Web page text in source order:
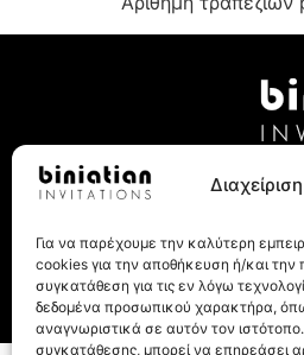
Για να παρέχουμε την καλύτερη
cookies για την αποθήκευση ή/και
συγκατάθεση για τις εν λόγω
δεδομένα προσωπικού χαρακτήρα,
αναγνωριστικά σε αυτόν τον
συγκατάθεσης, μπορεί να επηρεάσει
Τηλ.: